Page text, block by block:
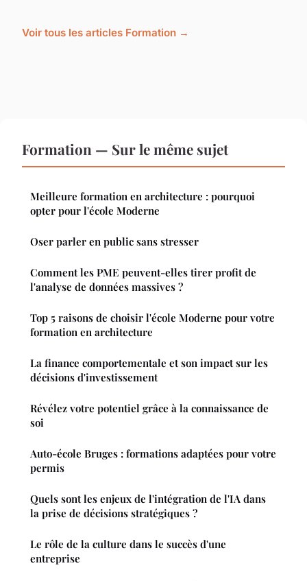
Voir tous les articles Formation →
Formation — Sur le même sujet
Meilleure formation en architecture : pourquoi
opter pour l'école Moderne
Oser parler en public sans stresser
Comment les PME peuvent-elles tirer profit de
l'analyse de données massives ?
Top 5 raisons de choisir l'école Moderne pour votre
formation en architecture
La finance comportementale et son impact sur les
décisions d'investissement
Révélez votre potentiel grâce à la connaissance de
soi
Auto-école Bruges : formations adaptées pour votre
permis
Quels sont les enjeux de l'intégration de l'IA dans
la prise de décisions stratégiques ?
Le rôle de la culture dans le succès d'une
entreprise